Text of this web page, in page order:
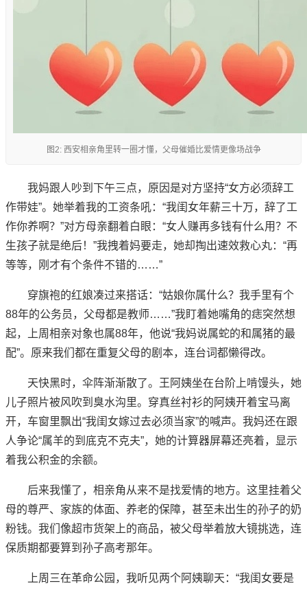
图2: 西安相亲角里转一圈才懂，父母催婚比爱情更像场战争
我妈跟人吵到下午三点，原因是对方坚持“女方必须辞工
作带娃”。她举着我的工资条吼：“我闺女年薪三十万，辞了工
作你养啊？”对方母亲翻着白眼：“女人赚再多钱有什么用？不
生孩子就是绝后！”我拽着妈要走，她却掏出速效救心丸：“再
等等，刚才有个条件不错的……”
穿旗袍的红娘凑过来搭话：“姑娘你属什么？我手里有个
88年的公务员，父母都是教师……”我盯着她嘴角的痣突然想
起，上周相亲对象也属88年，他说“我妈说属蛇的和属猪的最
配”。原来我们都在重复父母的剧本，连台词都懒得改。
天快黑时，伞阵渐渐散了。王阿姨坐在台阶上啃馒头，她
儿子照片被风吹到臭水沟里。穿真丝衬衫的阿姨开着宝马离
开，车窗里飘出“我闺女嫁过去必须当家”的喊声。我妈还在跟
人争论“属羊的到底克不克夫”，她的计算器屏幕还亮着，显示
着我公积金的余额。
后来我懂了，相亲角从来不是找爱情的地方。这里挂着父
母的尊严、家族的体面、养老的保障，甚至未出生的孙子的奶
粉钱。我们像超市货架上的商品，被父母举着放大镜挑选，连
保质期都要算到孙子高考那年。
上周三在革命公园，我听见两个阿姨聊天：“我闺女要是